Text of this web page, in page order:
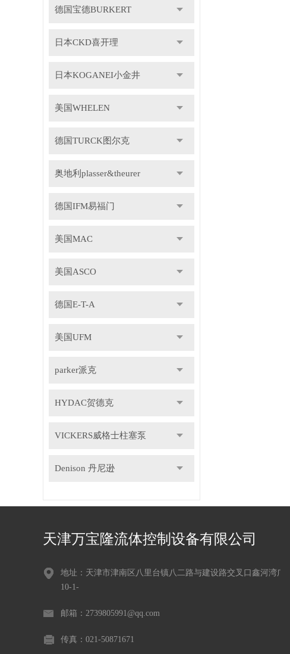
德国宝德BURKERT
日本CKD喜开理
日本KOGANEI小金井
美国WHELEN
德国TURCK图尔克
奥地利plasser&theurer
德国IFM易福门
美国MAC
美国ASCO
德国E-T-A
美国UFM
parker派克
HYDAC贺德克
VICKERS威格士柱塞泵
Denison 丹尼逊
天津万宝隆流体控制设备有限公司
地址：天津市津南区八里台镇八二路与建设路交叉口鑫河湾广场
10-1-
邮箱：2739805991@qq.com
传真：021-50871671